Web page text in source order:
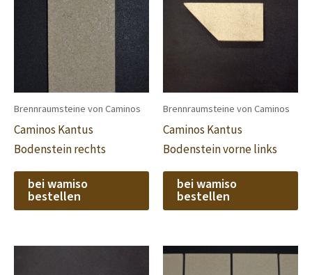
Brennraumsteine von Caminos
Caminos Kantus
Bodenstein rechts
bei wamiso
bestellen
Brennraumsteine von Caminos
Caminos Kantus
Bodenstein vorne links
bei wamiso
bestellen